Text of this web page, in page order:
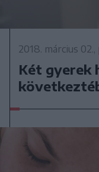
2018. március
Két gyerek